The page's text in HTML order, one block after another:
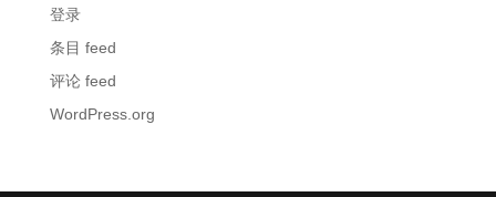
登录
条目 feed
评论 feed
WordPress.org